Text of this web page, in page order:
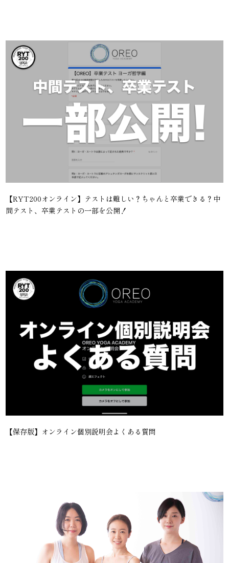
【RYT200オンライン】テストは難しい？ちゃんと卒業できる？中
間テスト、卒業テストの一部を公開！
【保存版】オンライン個別説明会よくある質問